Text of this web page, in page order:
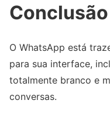
Conclusão
O WhatsApp está
para sua interface,
totalmente branco e
conversas.